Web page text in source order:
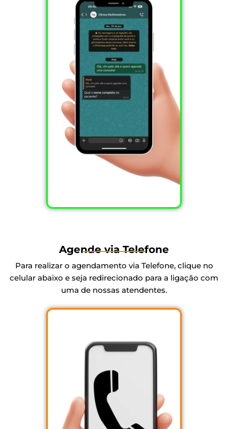
Agende via Telefone
Para realizar o agendamento via Telefone, clique no
celular abaixo e seja redirecionado para a ligação com
uma de nossas atendentes.